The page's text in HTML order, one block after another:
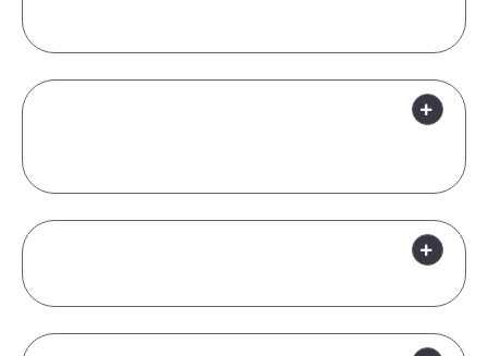
Jakie korzyści przyniesie mi wdrożenie